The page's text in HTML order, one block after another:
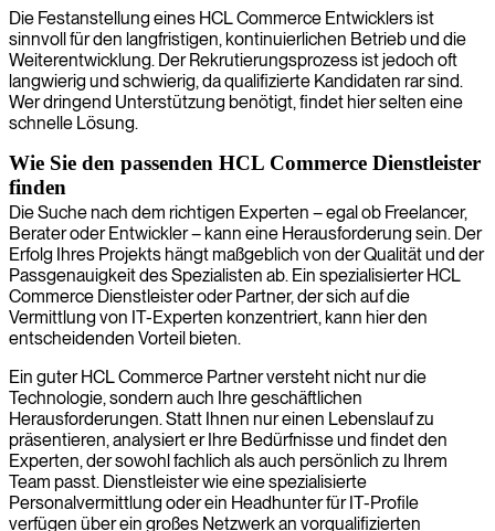
Die Festanstellung eines HCL Commerce Entwicklers ist
sinnvoll für den langfristigen, kontinuierlichen Betrieb und die
Weiterentwicklung. Der Rekrutierungsprozess ist jedoch oft
langwierig und schwierig, da qualifizierte Kandidaten rar sind.
Wer dringend Unterstützung benötigt, findet hier selten eine
schnelle Lösung.
Wie Sie den passenden HCL Commerce Dienstleister
finden
Die Suche nach dem richtigen Experten – egal ob Freelancer,
Berater oder Entwickler – kann eine Herausforderung sein. Der
Erfolg Ihres Projekts hängt maßgeblich von der Qualität und der
Passgenauigkeit des Spezialisten ab. Ein spezialisierter HCL
Commerce Dienstleister oder Partner, der sich auf die
Vermittlung von IT-Experten konzentriert, kann hier den
entscheidenden Vorteil bieten.
Ein guter HCL Commerce Partner versteht nicht nur die
Technologie, sondern auch Ihre geschäftlichen
Herausforderungen. Statt Ihnen nur einen Lebenslauf zu
präsentieren, analysiert er Ihre Bedürfnisse und findet den
Experten, der sowohl fachlich als auch persönlich zu Ihrem
Team passt. Dienstleister wie eine spezialisierte
Personalvermittlung oder ein Headhunter für IT-Profile
verfügen über ein großes Netzwerk an vorqualifizierten